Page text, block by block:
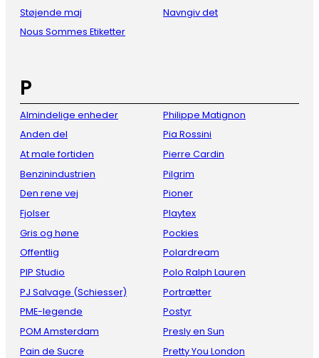
Støjende maj
Nous Sommes Etiketter
Navngiv det
P
Almindelige enheder
Anden del
At male fortiden
Benzinindustrien
Den rene vej
Fjolser
Gris og høne
Offentlig
PIP Studio
PJ Salvage (Schiesser)
PME-legende
POM Amsterdam
Pain de Sucre
Philippe Matignon
Pia Rossini
Pierre Cardin
Pilgrim
Pioner
Playtex
Pockies
Polardream
Polo Ralph Lauren
Portrætter
Postyr
Presly en Sun
Pretty You London